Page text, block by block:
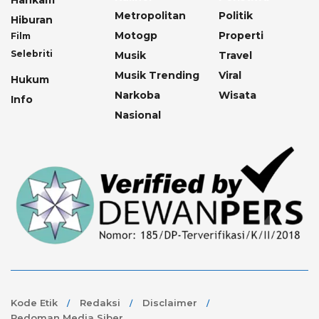
Hiburan
Film
Selebriti
Hukum
Info
Metropolitan
Motogp
Musik
Musik Trending
Narkoba
Nasional
Politik
Properti
Travel
Viral
Wisata
Kode Etik Redaksi
Disclaimer